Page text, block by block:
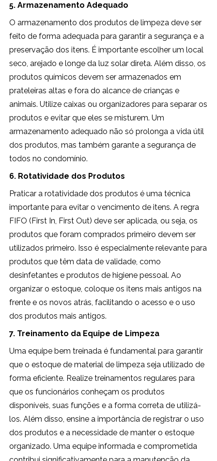
5. Armazenamento Adequado
O armazenamento dos produtos de limpeza deve ser
feito de forma adequada para garantir a segurança e a
preservação dos itens. É importante escolher um local
seco, arejado e longe da luz solar direta. Além disso, os
produtos químicos devem ser armazenados em
prateleiras altas e fora do alcance de crianças e
animais. Utilize caixas ou organizadores para separar os
produtos e evitar que eles se misturem. Um
armazenamento adequado não só prolonga a vida útil
dos produtos, mas também garante a segurança de
todos no condomínio.
6. Rotatividade dos Produtos
Praticar a rotatividade dos produtos é uma técnica
importante para evitar o vencimento de itens. A regra
FIFO (First In, First Out) deve ser aplicada, ou seja, os
produtos que foram comprados primeiro devem ser
utilizados primeiro. Isso é especialmente relevante para
produtos que têm data de validade, como
desinfetantes e produtos de higiene pessoal. Ao
organizar o estoque, coloque os itens mais antigos na
frente e os novos atrás, facilitando o acesso e o uso
dos produtos mais antigos.
7. Treinamento da Equipe de Limpeza
Uma equipe bem treinada é fundamental para garantir
que o estoque de material de limpeza seja utilizado de
forma eficiente. Realize treinamentos regulares para
que os funcionários conheçam os produtos
disponíveis, suas funções e a forma correta de utilizá-
los. Além disso, ensine a importância de registrar o uso
dos produtos e a necessidade de manter o estoque
organizado. Uma equipe informada e comprometida